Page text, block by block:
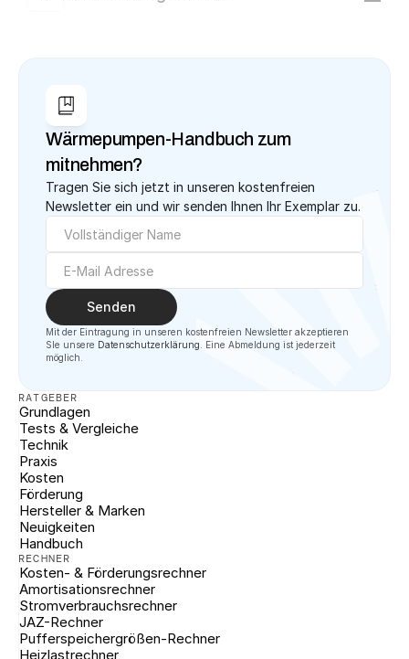
Wärmepumpen-Handbuch zum
mitnehmen?
Tragen Sie sich jetzt in unseren kostenfreien
Newsletter ein und wir senden Ihnen Ihr Exemplar zu.
Senden
Mit der Eintragung in unseren kostenfreien Newsletter akzeptieren
SIe unsere Datenschutzerklärung . Eine Abmeldung ist jederzeit
möglich.
RATGEBER
Grundlagen
Tests & Vergleiche
Technik
Praxis
Kosten
Förderung
Hersteller & Marken
Neuigkeiten
Handbuch
RECHNER
Kosten- & Förderungsrechner
Amortisationsrechner
Stromverbrauchsrechner
JAZ-Rechner
Pufferspeichergrößen-Rechner
Heizlastrechner